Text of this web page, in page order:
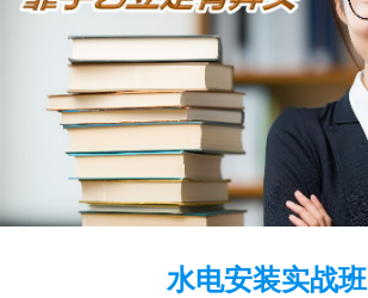
水电安装实战班